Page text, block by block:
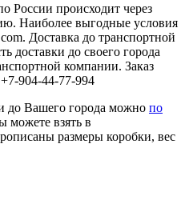
России происходит через
Наиболее выгодные условия
Доставка до транспортной
доставки до своего города
компании. Заказ
904-44-77-994
до Вашего города можно по
можете взять в
размеры коробки, вес